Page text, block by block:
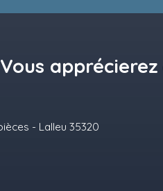
Vous apprécierez